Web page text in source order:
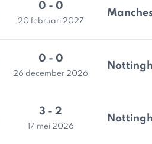
0 - 0
20 februari 2027
0 - 0
26 december 2026
3 - 2
17 mei 2026